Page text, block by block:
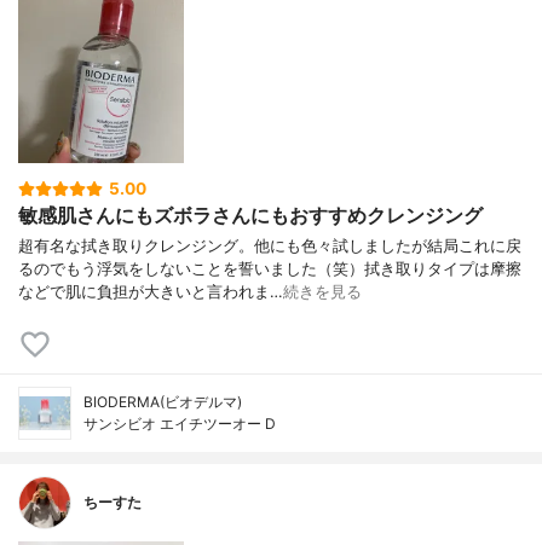
5.00
敏感肌さんにもズボラさんにもおすすめクレンジング
超有名な拭き取りクレンジング。他にも色々試しましたが結局これに戻
るのでもう浮気をしないことを誓いました（笑）拭き取りタイプは摩擦
などで肌に負担が大きいと言われま…続きを見る
BIODERMA(ビオデルマ)
サンシビオ エイチツーオー D
ちーすた